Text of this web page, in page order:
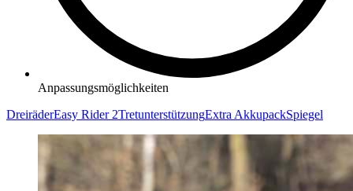
Anpassungsmöglichkeiten
DreiräderEasy Rider 2TretunterstützungExtra AkkupackSpiegel